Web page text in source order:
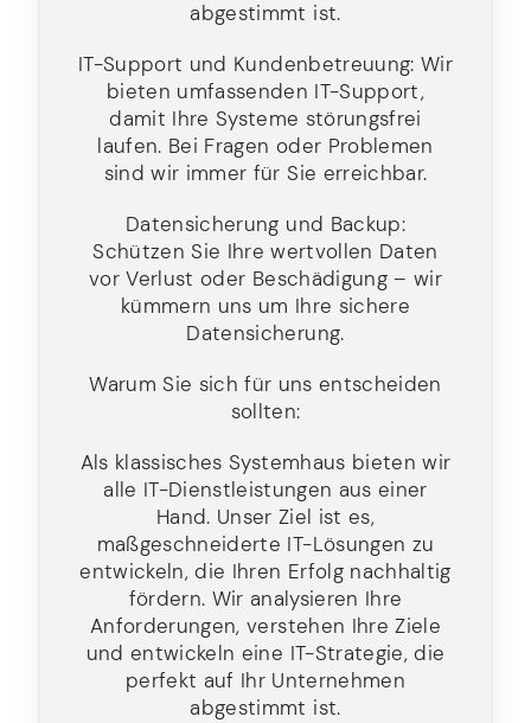
abgestimmt ist.
IT-Support und Kundenbetreuung: Wir
bieten umfassenden IT-Support,
damit Ihre Systeme störungsfrei
laufen. Bei Fragen oder Problemen
sind wir immer für Sie erreichbar.
Datensicherung und Backup:
Schützen Sie Ihre wertvollen Daten
vor Verlust oder Beschädigung – wir
kümmern uns um Ihre sichere
Datensicherung.
Warum Sie sich für uns entscheiden
sollten:
Als klassisches Systemhaus bieten wir
alle IT-Dienstleistungen aus einer
Hand. Unser Ziel ist es,
maßgeschneiderte IT-Lösungen zu
entwickeln, die Ihren Erfolg nachhaltig
fördern. Wir analysieren Ihre
Anforderungen, verstehen Ihre Ziele
und entwickeln eine IT-Strategie, die
perfekt auf Ihr Unternehmen
abgestimmt ist.